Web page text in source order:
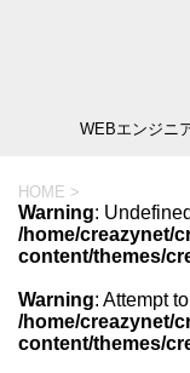
WEBエンジニ
HOME >
Warning:
/home/creazynet/
content/themes/
Warning: Attempt
/home/creazynet/
content/themes/